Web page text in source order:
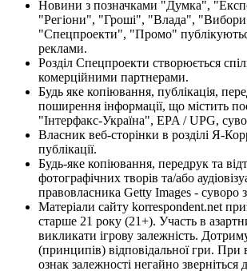
Новини з позначками "Думка",
"Регіони", "Гроші", "Влада",
"Спецпроекти", "Промо"
реклами.
Розділ Спецпроекти створюється
комерційними партнерами.
Будь яке копіювання, публікація,
поширення інформації, що містить
"Інтерфакс-Україна", EPA / UPG,
Власник веб-сторінки в розділі Я-
публікації.
Будь-яке копіювання, передрук та
фотографічних творів та/або
правовласника Getty Images - суворо
Матеріали сайту korrespondent.net
старше 21 року (21+). Участь в
викликати ігрову залежність.
(принципів) відповідальної гри.
ознак залежності негайно зверніться